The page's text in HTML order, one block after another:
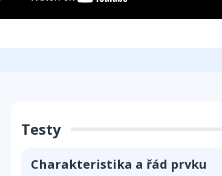
Testy
Charakteristika a řád prvku